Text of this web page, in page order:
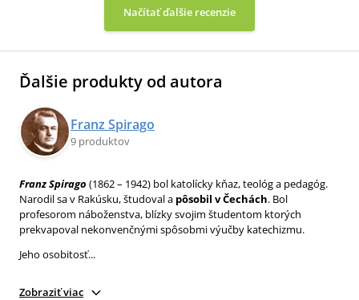
Načítať ďalšie recenzie
Ďalšie produkty od autora
Franz Spirago
9 produktov
Franz Spirago (1862 – 1942) bol katolícky kňaz, teológ a pedagóg.
Narodil sa v Rakúsku, študoval a pôsobil v Čechách. Bol
profesorom náboženstva, blízky svojim študentom ktorých
prekvapoval nekonvenčnými spôsobmi výučby katechizmu.
Jeho osobitosť...
Zobraziť viac